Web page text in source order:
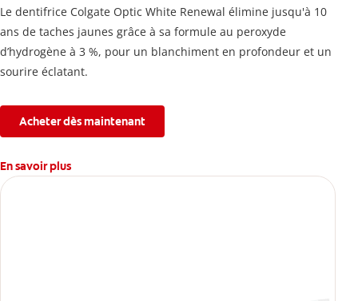
Le dentifrice Colgate Optic White Renewal élimine jusqu'à 10
ans de taches jaunes grâce à sa formule au peroxyde
d’hydrogène à 3 %, pour un blanchiment en profondeur et un
sourire éclatant.
Acheter dès maintenant
En savoir plus